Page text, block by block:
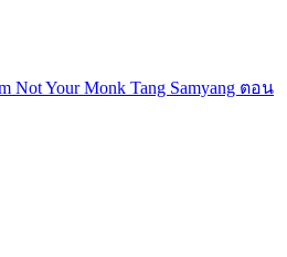
Not Your Monk Tang Samyang ตอน